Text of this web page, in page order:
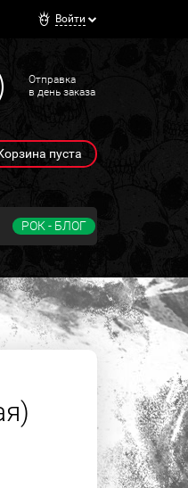
Войти
Отправка
в день заказа
пуста
РОК - БЛОГ